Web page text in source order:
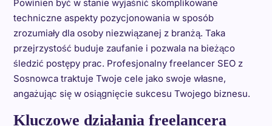
Powinien być w stanie wyjaśnić skomplikowane
techniczne aspekty pozycjonowania w sposób
zrozumiały dla osoby niezwiązanej z branżą. Taka
przejrzystość buduje zaufanie i pozwala na bieżąco
śledzić postępy prac. Profesjonalny freelancer SEO z
Sosnowca traktuje Twoje cele jako swoje własne,
angażując się w osiągnięcie sukcesu Twojego biznesu.
Kluczowe działania freelancera